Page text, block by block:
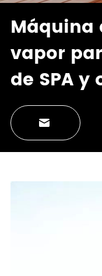
Máquina
vapor
de SPA y
